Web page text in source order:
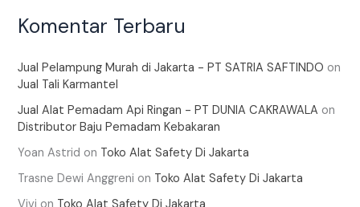
Komentar Terbaru
Jual Pelampung Murah di Jakarta - PT SATRIA SAFTINDO on
Jual Tali Karmantel
Jual Alat Pemadam Api Ringan - PT DUNIA CAKRAWALA on
Distributor Baju Pemadam Kebakaran
Yoan Astrid on Toko Alat Safety Di Jakarta
Trasne Dewi Anggreni on Toko Alat Safety Di Jakarta
Vivi on Toko Alat Safety Di Jakarta